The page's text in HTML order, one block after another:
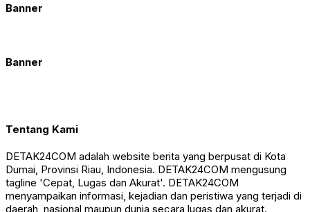
Banner
Banner
Tentang Kami
DETAK24COM adalah website berita yang berpusat di Kota
Dumai, Provinsi Riau, Indonesia. DETAK24COM mengusung
tagline 'Cepat, Lugas dan Akurat'. DETAK24COM
menyampaikan informasi, kejadian dan peristiwa yang terjadi di
daerah, nasional maupun dunia secara lugas dan akurat.